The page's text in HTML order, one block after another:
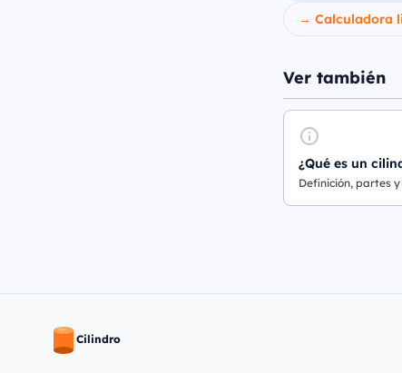
→ Calculadora
Ver también
¿Qué es un
Definición, partes
Cilindro